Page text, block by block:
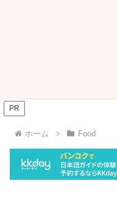
PR
ホーム Food